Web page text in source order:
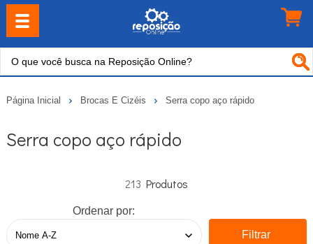
Página Inicial Brocas E Cizéis Serra copo aço rápido
Serra copo aço rápido
213
Ordenar por:
Filtrar